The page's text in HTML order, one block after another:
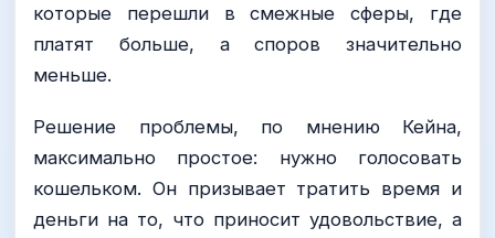
которые перешли в смежные сферы, где
платят больше, а споров значительно
меньше.
Решение проблемы, по мнению Кейна,
максимально простое: нужно голосовать
кошельком. Он призывает тратить время и
деньги на то, что приносит удовольствие, а